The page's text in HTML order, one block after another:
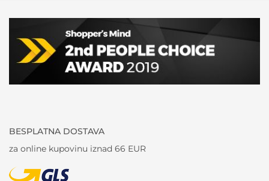
BESPLATNA DOSTAVA
za online kupovinu iznad 66 EUR